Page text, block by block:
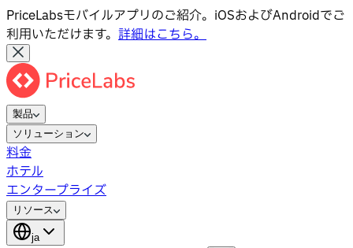
PriceLabsモバイルアプリのご紹介。iOSおよびAndroidでご
利用いただけます。 詳細はこちら。
製品
ソリューション
料金
ホテル
エンタープライズ
リソース
ja